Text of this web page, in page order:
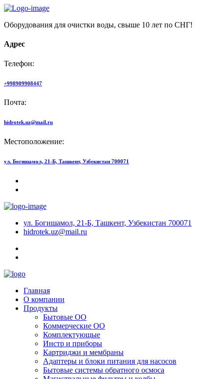
Оборудования для очистки воды, свыше 10 лет по СНГ!
Адрес
Телефон:
+998909908447
Почта:
hidrotek.uz@mail.ru
Местоположение:
ул. Богишамол, 21-Б, Ташкент, Узбекистан 700071
ул. Богишамол, 21-Б, Ташкент, Узбекистан 700071
hidrotek.uz@mail.ru
Главная
О компании
Продукты
Бытовые ОО
Коммерческие ОО
Комплектующые
Инстр и приборы
Картриджи и мембраны
Адаптеры и блоки питания для насосов
Бытовые системы обратного осмоса